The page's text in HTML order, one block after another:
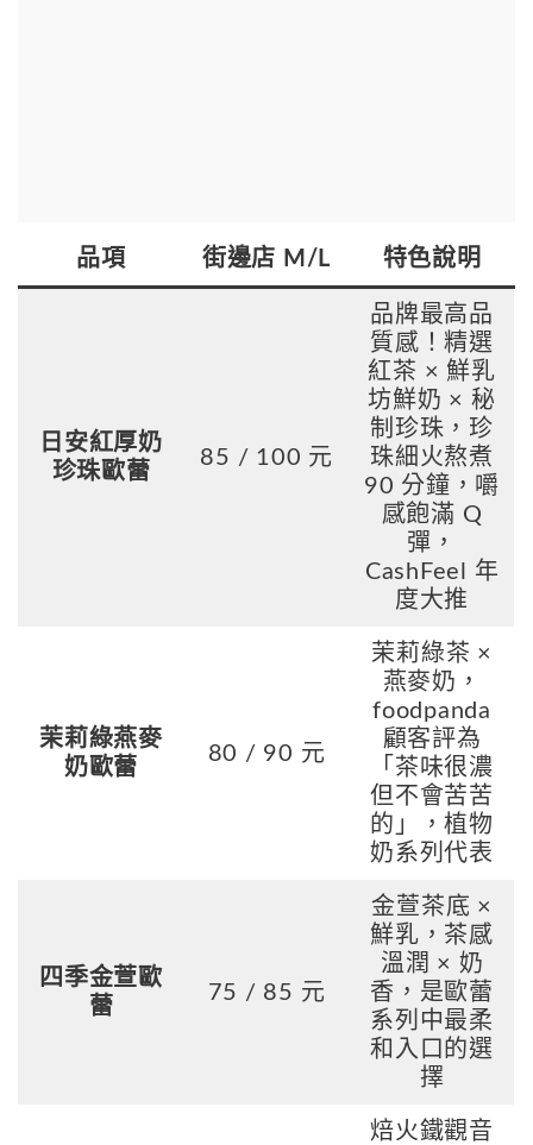
品項 街邊店 M/L 特色說明
日安紅厚奶
珍珠歐蕾
85 / 100 元
品牌最高品
質感！精選
紅茶 × 鮮乳
坊鮮奶 × 秘
制珍珠，珍
珠細火熬煮
90 分鐘，嚼
感飽滿 Q
彈，
CashFeel 年
度大推
茉莉綠燕麥
奶歐蕾
80 / 90 元
茉莉綠茶 ×
燕麥奶，
foodpanda
顧客評為
「茶味很濃
但不會苦苦
的」，植物
奶系列代表
四季金萱歐
蕾
75 / 85 元
金萱茶底 ×
鮮乳，茶感
溫潤 × 奶
香，是歐蕾
系列中最柔
和入口的選
擇
焙火鐵觀音